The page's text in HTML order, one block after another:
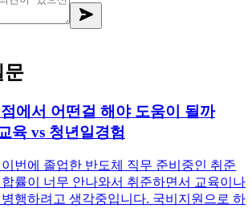
문
에서 어떤걸 해야 도움이 될까
육 vs 청년일경험
번에 졸업한 반도체 직무 준비중인 취준
률이 너무 안나와서 취준하면서 교육이나
행하려고 생각중입니다. 국비지원으로 하